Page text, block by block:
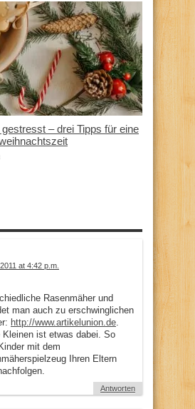
– drei Tipps für eine
at 4:42 p.m.
Rasenmäher und
man auch zu erschwinglichen
http://www.artikelunion.de
Kleinen ist etwas dabei. So
mit dem
Ihren Eltern
Antworten